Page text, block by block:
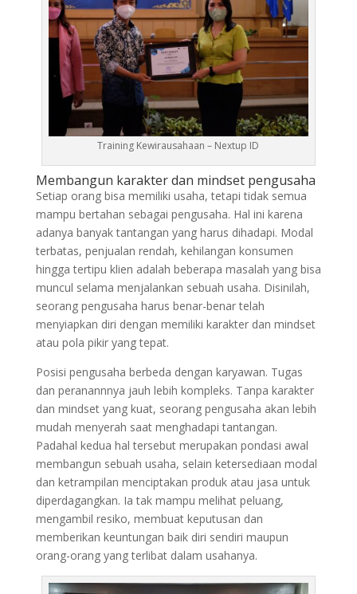
Training Kewirausahaan – Nextup ID
Membangun karakter dan mindset pengusaha
Setiap orang bisa memiliki usaha, tetapi tidak semua
mampu bertahan sebagai pengusaha. Hal ini karena
adanya banyak tantangan yang harus dihadapi. Modal
terbatas, penjualan rendah, kehilangan konsumen
hingga tertipu klien adalah beberapa masalah yang bisa
muncul selama menjalankan sebuah usaha. Disinilah,
seorang pengusaha harus benar-benar telah
menyiapkan diri dengan memiliki karakter dan mindset
atau pola pikir yang tepat.
Posisi pengusaha berbeda dengan karyawan. Tugas
dan peranannnya jauh lebih kompleks. Tanpa karakter
dan mindset yang kuat, seorang pengusaha akan lebih
mudah menyerah saat menghadapi tantangan.
Padahal kedua hal tersebut merupakan pondasi awal
membangun sebuah usaha, selain ketersediaan modal
dan ketrampilan menciptakan produk atau jasa untuk
diperdagangkan. Ia tak mampu melihat peluang,
mengambil resiko, membuat keputusan dan
memberikan keuntungan baik diri sendiri maupun
orang-orang yang terlibat dalam usahanya.